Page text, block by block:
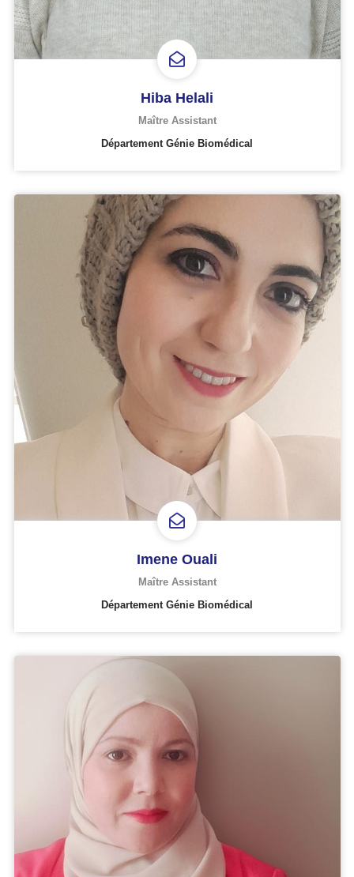
Hiba Helali
Maître Assistant
Département Génie Biomédical
Imene Ouali
Maître Assistant
Département Génie Biomédical